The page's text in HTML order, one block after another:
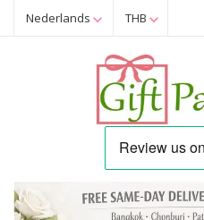
Nederlands THB